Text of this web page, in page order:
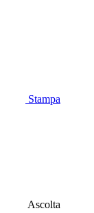
Stampa
Ascolta